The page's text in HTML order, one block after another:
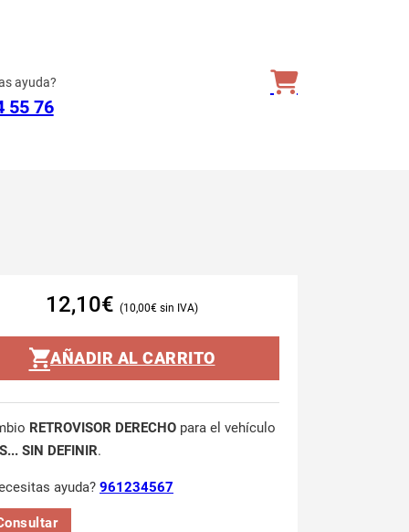
ayuda?
55 76
12,10€ 10,00€
AÑADIR AL CARRITO
RETROVISOR DERECHO para el vehículo
SIN DEFINIR.
ayuda? 961234567